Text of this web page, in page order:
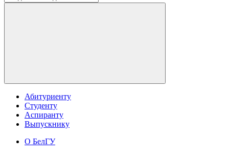
Абитуриенту
Студенту
Аспиранту
Выпускнику
О БелГУ